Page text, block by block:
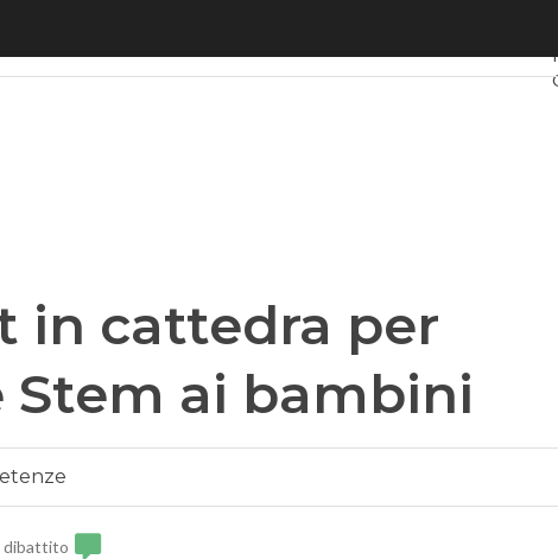
in cattedra per
Stem ai bambini
dibattito